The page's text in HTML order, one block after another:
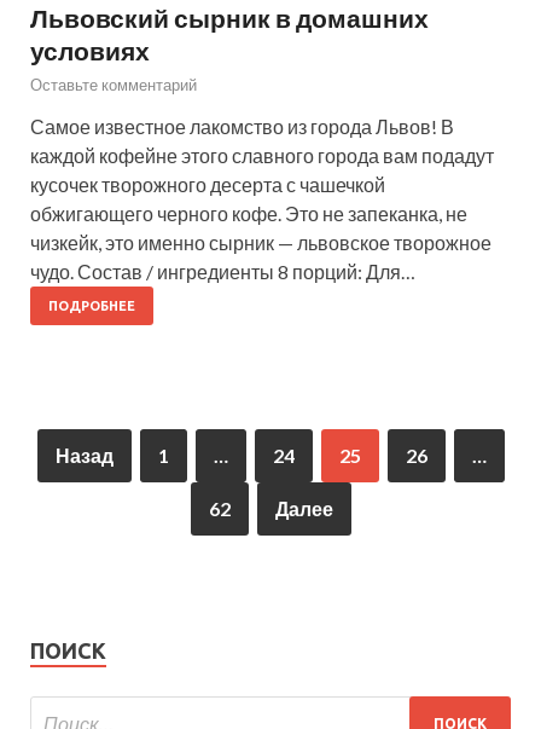
Львовский сырник в домашних
условиях
Оставьте комментарий
Самое известное лакомство из города Львов! В
каждой кофейне этого славного города вам подадут
кусочек творожного десерта с чашечкой
обжигающего черного кофе. Это не запеканка, не
чизкейк, это именно сырник — львовское творожное
чудо. Состав / ингредиенты 8 порций: Для…
ПОДРОБНЕЕ
Назад 1 … 24 25 26 …
62 Далее
ПОИСК